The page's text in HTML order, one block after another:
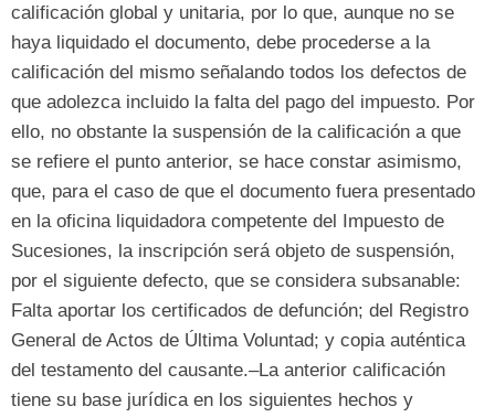
calificación global y unitaria, por lo que, aunque no se
haya liquidado el documento, debe procederse a la
calificación del mismo señalando todos los defectos de
que adolezca incluido la falta del pago del impuesto. Por
ello, no obstante la suspensión de la calificación a que
se refiere el punto anterior, se hace constar asimismo,
que, para el caso de que el documento fuera presentado
en la oficina liquidadora competente del Impuesto de
Sucesiones, la inscripción será objeto de suspensión,
por el siguiente defecto, que se considera subsanable:
Falta aportar los certificados de defunción; del Registro
General de Actos de Última Voluntad; y copia auténtica
del testamento del causante.–La anterior calificación
tiene su base jurídica en los siguientes hechos y